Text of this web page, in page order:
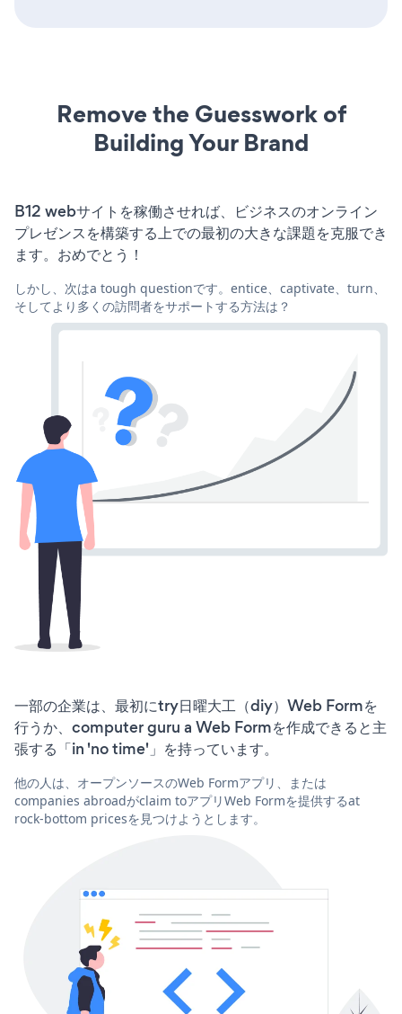
Remove the Guesswork of
Building Your Brand
B12 webサイトを稼働させれば、ビジネスのオンライン
プレゼンスを構築する上での最初の大きな課題を克服でき
ます。おめでとう！
しかし、次はa tough questionです。entice、captivate、turn、
そしてより多くの訪問者をサポートする方法は？
一部の企業は、最初にtry日曜大工（diy）Web Formを
行うか、computer guru a Web Formを作成できると主
張する「in 'no time'」を持っています。
他の人は、オープンソースのWeb Formアプリ、または
companies abroadがclaim toアプリWeb Formを提供するat
rock-bottom pricesを見つけようとします。